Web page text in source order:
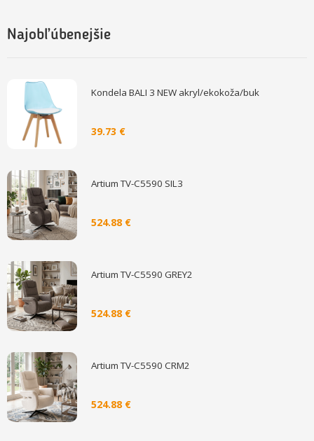
Najobľúbenejšie
Kondela BALI 3 NEW akryl/ekokoža/buk
39.73 €
Artium TV-C5590 SIL3
524.88 €
Artium TV-C5590 GREY2
524.88 €
Artium TV-C5590 CRM2
524.88 €